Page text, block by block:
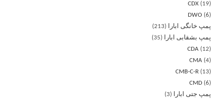
CDX
19
DWO
6
پمپ خانگی ابارا
213
پمپ بشقابی ابارا
35
CDA
12
CMA 4
CMB-C-R
13
CMD 6
پمپ جتی ابارا
3